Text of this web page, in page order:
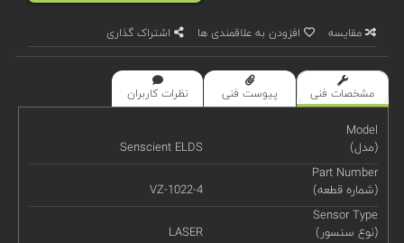
مقایسه افزودن به علاقمندی ها اشتراک گذاری
مشخصات فنی پیوست فنی نظرات کاربران
Model
(مدل)
Senscient ELDS
Part Number
(شماره قطعه)
VZ-1022-4
Sensor Type
(نوع سنسور)
LASER